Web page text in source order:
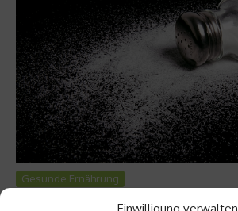
Gesunde Ernährung
Erhöht Salz den Blutdruck?